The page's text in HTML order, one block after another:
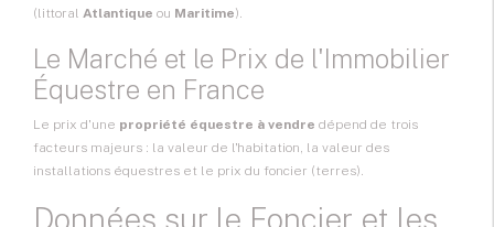
(littoral Atlantique ou Maritime).
Le Marché et le Prix de l'Immobilier
Équestre en France
Le prix d'une propriété équestre à vendre dépend de trois
facteurs majeurs : la valeur de l'habitation, la valeur des
installations équestres et le prix du foncier (terres).
Données sur le Foncier et les